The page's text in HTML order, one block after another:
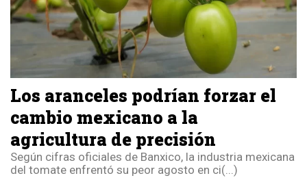
Los aranceles podrían forzar el
cambio mexicano a la
agricultura de precisión
Según cifras oficiales de Banxico, la industria mexicana
del tomate enfrentó su peor agosto en ci(...)